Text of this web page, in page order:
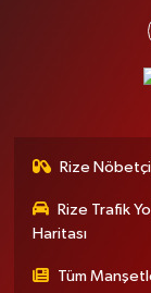
Rize
Rize Trafik
Haritası
Tüm